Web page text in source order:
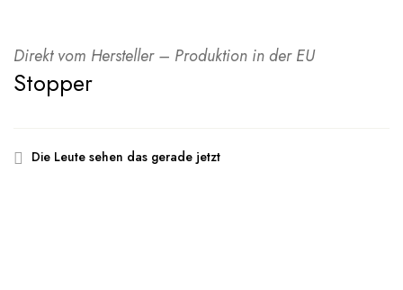
Direkt vom Hersteller – Produktion in der EU
Stopper
Die Leute sehen das gerade jetzt